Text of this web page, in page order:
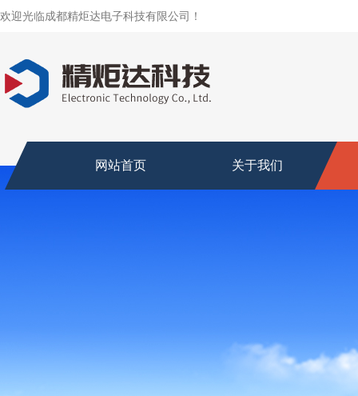
欢迎光临成都精炬达电子科技有限公司！
网站首页 关于我们